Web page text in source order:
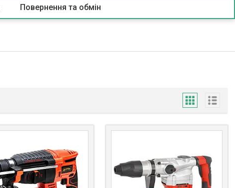
Повернення та обмін